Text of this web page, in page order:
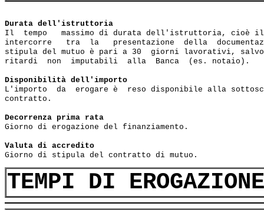
Durata dell'istruttoria
Il  tempo   massimo di durata dell'istruttoria, cioè il
intercorre   tra  la   presentazione  della
stipula del mutuo è pari a 30  giorni lavorativi,
ritardi  non  imputabili  alla  Banca  (es. notaio).
Disponibilità dell'importo
L'importo  da  erogare è  reso disponibile alla
contratto.
Decorrenza prima rata
Giorno di erogazione del finanziamento.
Valuta di accredito
Giorno di stipula del contratto di mutuo.
TEMPI DI